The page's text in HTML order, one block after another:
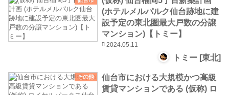
(ホテルメルパルク仙台跡地に建
設予定の東北圏最大戸数の分譲
マンション)【トミー】
2024.05.11
トミー [東北]
その他
仙台市における大規模かつ高級
賃貸マンションである (仮称) ロ